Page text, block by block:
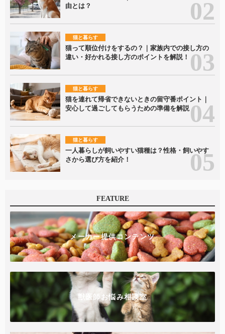
由とは？
猫と暮らす
猫って順位付けをするの？｜家族内での接し方の
違い・好かれる接し方のポイントを解説！
猫と暮らす
猫を連れて帰省できないときの留守番ポイント｜
安心して過ごしてもらうための準備を解説
猫と暮らす
一人暮らしが飼いやすい猫種は？性格・飼いやす
さから選び方を紹介！
FEATURE
メーカー提供コンテンツ
獣医師お悩み相談室